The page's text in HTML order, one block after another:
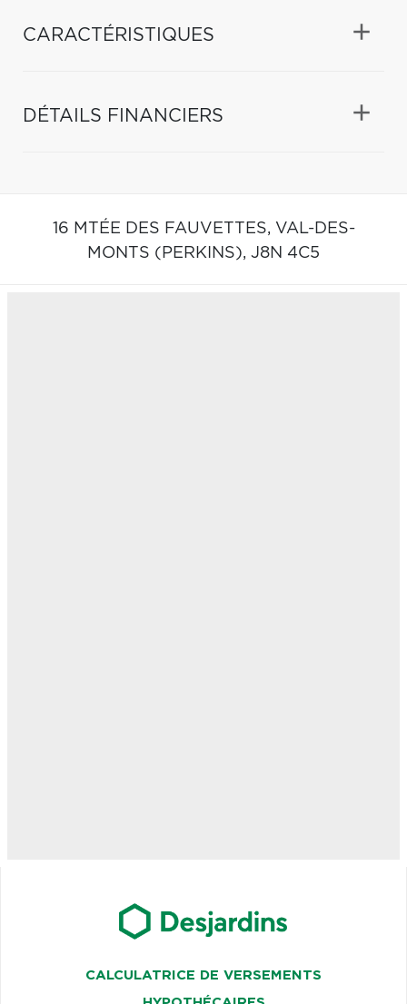
CARACTÉRISTIQUES
DÉTAILS FINANCIERS
16 MTÉE DES FAUVETTES, VAL-DES-
MONTS (PERKINS), J8N 4C5
CALCULATRICE DE VERSEMENTS